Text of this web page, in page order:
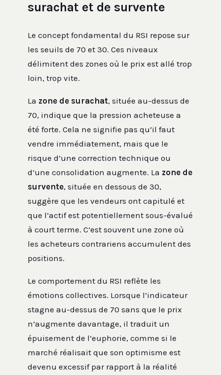
surachat et de survente
Le concept fondamental du RSI repose sur
les seuils de 70 et 30. Ces niveaux
délimitent des zones où le prix est allé trop
loin, trop vite.
La zone de surachat, située au-dessus de
70, indique que la pression acheteuse a
été forte. Cela ne signifie pas qu’il faut
vendre immédiatement, mais que le
risque d’une correction technique ou
d’une consolidation augmente. La zone de
survente, située en dessous de 30,
suggère que les vendeurs ont capitulé et
que l’actif est potentiellement sous-évalué
à court terme. C’est souvent une zone où
les acheteurs contrariens accumulent des
positions.
Le comportement du RSI reflète les
émotions collectives. Lorsque l’indicateur
stagne au-dessus de 70 sans que le prix
n’augmente davantage, il traduit un
épuisement de l’euphorie, comme si le
marché réalisait que son optimisme est
devenu excessif par rapport à la réalité